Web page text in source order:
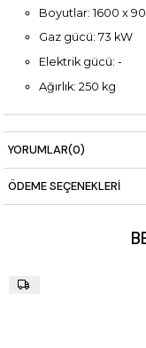
Boyutlar: 1600 x
Gaz gücü: 73 kW
Elektrik gücü: -
Ağırlık: 250 kg
YORUMLAR(0)
ÖDEME SEÇENEKLERI